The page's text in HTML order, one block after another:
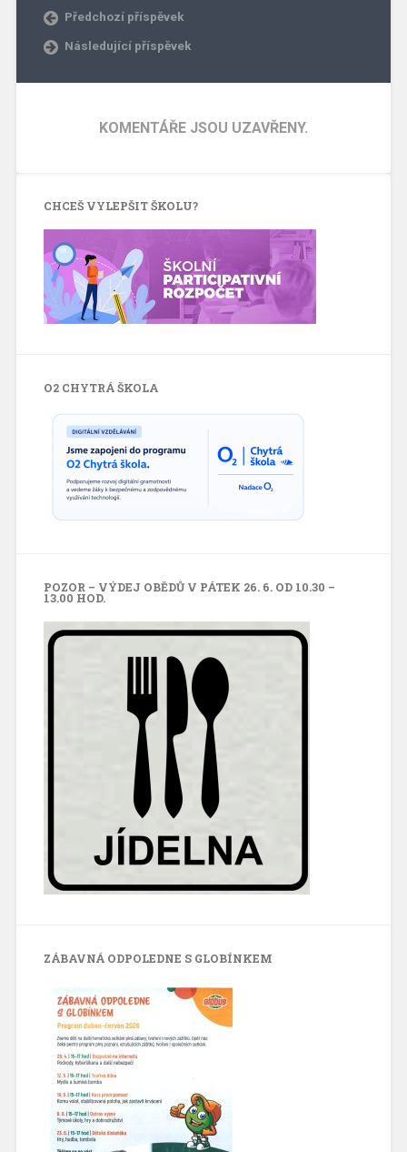
Předchozí příspěvek
Následující příspěvek
KOMENTÁŘE JSOU UZAVŘENY.
CHCEŠ VYLEPŠIT ŠKOLU?
O2 CHYTRÁ ŠKOLA
POZOR – VÝDEJ OBĚDŮ V PÁTEK 26. 6. OD 10.30 –
13.00 HOD.
ZÁBAVNÁ ODPOLEDNE S GLOBÍNKEM